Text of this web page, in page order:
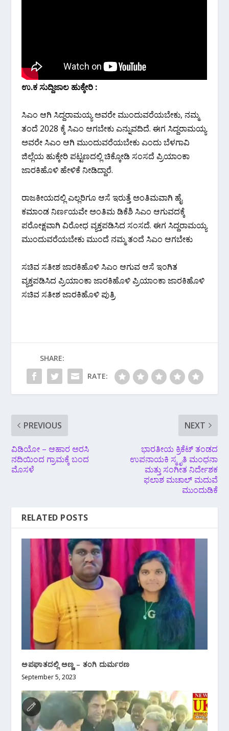
ಉ.ಕ ಸುದ್ದಿಜಾಲ ಹುಕ್ಕೇರಿ :
ಸಿಎಂ ಆಗಿ ಸಿದ್ದರಾಮಯ್ಯ ಅವರೇ ಮುಂದುವರೆಯಬೇಕು, ನಮ್ಮ
ತಂದೆ 2028 ಕ್ಕೆ ಸಿಎಂ ಆಗಬೇಕು ಎನ್ನುವದಿದೆ. ಈಗ ಸಿದ್ದರಾಮಯ್ಯ
ಅವರೇ ಸಿಎಂ ಆಗಿ ಮುಂದುವರೆಯಬೇಕು ಎಂದು ಬೆಳಗಾವಿ‌
ಜಿಲ್ಲೆಯ ಹುಕ್ಕೇರಿ ಪಟ್ಟಣದಲ್ಲಿ ಚಿಕ್ಕೋಡಿ ಸಂಸದೆ ಪ್ರಿಯಾಂಕಾ
ಜಾರಕಿಹೊಳಿ‌ ಹೇಳಿಕೆ ನೀಡಿದ್ದಾರೆ.
ರಾಜಕೀಯದಲ್ಲಿ ಎಲ್ಲರಿಗೂ ಆಸೆ ಇರುತ್ತೆ ಅಂತಿಮವಾಗಿ ಹೈ
ಕಮಾಂಡ ನಿರ್ಣಯವೇ ಅಂತಿಮ ಡಿಕೆಶಿ ಸಿಎಂ ಆಗುವದಕ್ಕೆ
ಪರೋಕ್ಷವಾಗಿ ವಿರೋಧ ವ್ಯಕ್ತಪಡಿಸಿದ ಸಂಸದೆ. ಈಗ ಸಿದ್ದರಾಮಯ್ಯ
ಮುಂದುವರೆಯಬೇಕು ಮುಂದೆ ನಮ್ಮ ತಂದೆ ಸಿಎಂ ಆಗಬೇಕು
ಸಚಿವ ಸತೀಶ ಜಾರಕಿಹೊಳಿ‌ ಸಿಎಂ ಆಗುವ ಆಸೆ ಇಂಗಿತ
ವ್ಯಕ್ತಪಡಿಸಿದ ಪ್ರಿಯಾಂಕಾ ಜಾರಕಿಹೊಳಿ‌ ಪ್ರಿಯಾಂಕಾ ಜಾರಕಿಹೊಳಿ‌
ಸಚಿವ ಸತೀಶ ಜಾರಕಿಹೊಳಿ‌ ಪುತ್ರಿ
SHARE:
RATE:
PREVIOUS
ವಿಡಿಯೋ – ಆಹಾರ ಅರಸಿ
ನದಿಯಿಂದ ಗ್ರಾಮಕ್ಕೆ ಬಂದ
ಮೊಸಳೆ
NEXT
ಭಾರತೀಯ ಕ್ರಿಕೆಟ್ ತಂಡದ
ಉಪನಾಯಕಿ ಸ್ಮೃತಿ ಮಂಧನಾ
ಮತ್ತು ಸಂಗೀತ ನಿರ್ದೇಶಕ
ಫಲಾಶ ಮಚಾಲ್ ಮದುವೆ
ಮುಂದುಡಿಕೆ
RELATED POSTS
ಅಪಘಾತದಲ್ಲಿ ಅಣ್ಣ – ತಂಗಿ ದುರ್ಮರಣ
September 5, 2023